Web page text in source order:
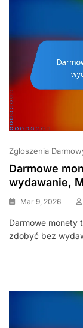
Zgłoszenia
Darmowe
wydawanie,
Mar 9, 2026
Darmowe monety
zdobyć bez